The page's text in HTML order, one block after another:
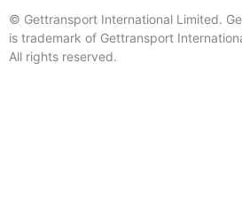
© Gettransport International Limited.
is trademark of Gettransport
All rights reserved.